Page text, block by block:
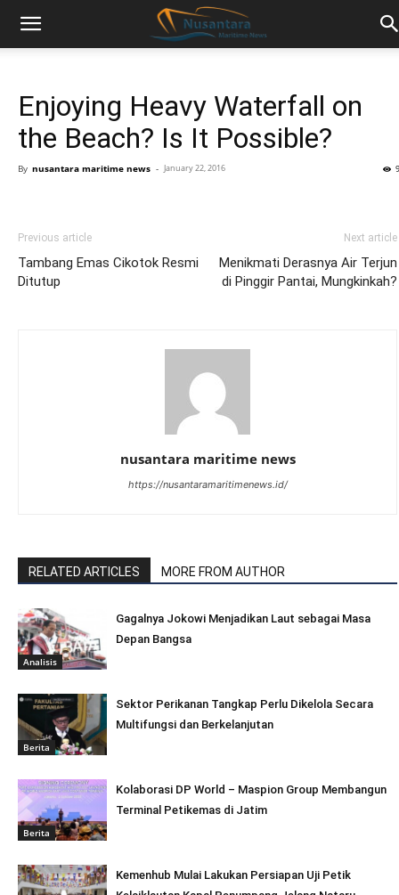
Enjoying Heavy Waterfall on
the Beach? Is It Possible?
By nusantara maritime news - January 22, 2016
Previous article
Tambang Emas Cikotok Resmi
Ditutup
Next article
Menikmati Derasnya Air Terjun
di Pinggir Pantai, Mungkinkah?
nusantara maritime news
https://nusantaramaritimenews.id/
RELATED ARTICLES MORE FROM AUTHOR
Analisis
Gagalnya Jokowi Menjadikan Laut sebagai Masa
Depan Bangsa
Berita
Sektor Perikanan Tangkap Perlu Dikelola Secara
Multifungsi dan Berkelanjutan
Berita
Kolaborasi DP World – Maspion Group Membangun
Terminal Petikemas di Jatim
Kemenhub Mulai Lakukan Persiapan Uji Petik